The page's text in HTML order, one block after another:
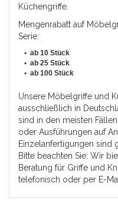
Küchengriffe.
Mengenrabatt auf
Serie:
• ab 10 Stück
• ab 25 Stück
• ab 100 Stück
Unsere Möbelgriffe und
ausschließlich in
sind in den meisten
oder Ausführungen auf
Einzelanfertigungen sind
Bitte beachten Sie: Wir
Beratung für Griffe und
telefonisch oder per E-